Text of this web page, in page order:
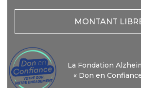
MONTANT
La Fondation
« Don en